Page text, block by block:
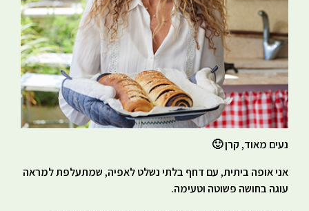
נעים מאוד, קרן 🙂
אני אופה ביתית, עם דחף בלתי נשלט לאפיה, שמתעלפת למראה
עוגה בחושה פשוטה וטעימה.